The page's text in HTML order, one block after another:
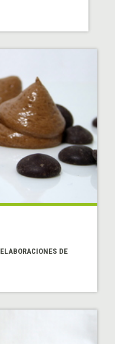
ELABORACIONES DE